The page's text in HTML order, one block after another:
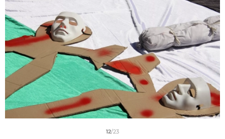
12/23